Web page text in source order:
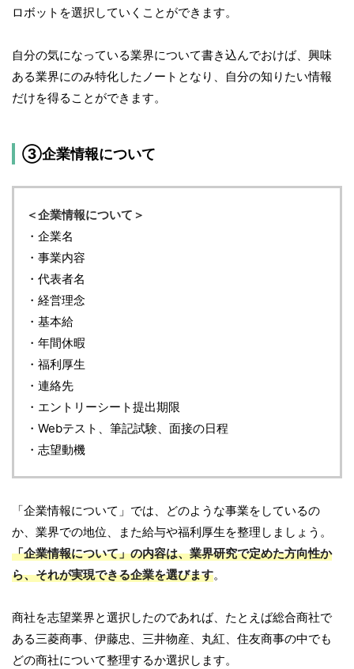
ロボットを選択していくことができます。
自分の気になっている業界について書き込んでおけば、興味
ある業界にのみ特化したノートとなり、自分の知りたい情報
だけを得ることができます。
③企業情報について
＜企業情報について＞
・企業名
・事業内容
・代表者名
・経営理念
・基本給
・年間休暇
・福利厚生
・連絡先
・エントリーシート提出期限
・Webテスト、筆記試験、面接の日程
・志望動機
「企業情報について」では、どのような事業をしているの
か、業界での地位、また給与や福利厚生を整理しましょう。
「企業情報について」の内容は、業界研究で定めた方向性か
ら、それが実現できる企業を選びます。
商社を志望業界と選択したのであれば、たとえば総合商社で
ある三菱商事、伊藤忠、三井物産、丸紅、住友商事の中でも
どの商社について整理するか選択します。